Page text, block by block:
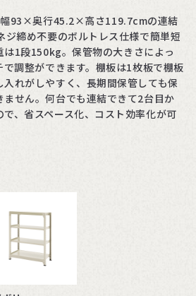
幅93×奥行45.2×高さ119.7cmの連結
ジ締め不要のボルトレス仕様で簡単短
1段150kg。保管物の大きさによっ
調整ができます。棚板は1枚板で棚板
れがしやすく、長期間保管しても保
せん。何台でも連結できて2台目か
、省スペース化、コスト効率化が可